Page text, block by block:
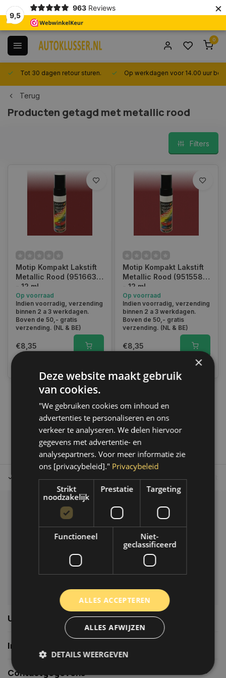
9,5
963 Reviews ×
0
Tot 30 dagen retour sturen. Op werkdagen voor 14.00 uur
Terug
Producten getagd met metallic rood
Filters
Motip Kompakt Lakstift
Metallic Rood (951663)
- 12 ml
Op voorraad
Indien voorradig, verzending
binnen 2 a 3 werkdagen.
Boven de 50,- gratis
verzending. (NL & BE)
€8,35
Motip Kompakt Lakstift
Metallic Rood (951558)
- 12 ml
Op voorraad
Indien voorradig, verzending
binnen 2 a 3 werkdagen.
Boven de 50,- gratis
verzending. (NL & BE)
€8,35
1
Tot 30 dagen retour sturen. Op werkdagen voor 14.00 uur
Klantenservice
Veelgestelde vragen
06-39119169
info@autoklusser.nl
Usefull links
Informatie
Contactgegevens
×
Deze website maakt gebruik
van cookies.
"We gebruiken cookies om inhoud en
advertenties te personaliseren en ons
verkeer te analyseren. We delen hiervoor
gegevens met advertentie- en
analysepartners. Voor meer informatie zie
ons [privacybeleid]." Privacybeleid
Strikt
noodzakelijk
Prestatie Targeting
Functioneel
Niet-
geclassificeerd
ALLES ACCEPTEREN
ALLES AFWIJZEN
DETAILS WEERGEVEN